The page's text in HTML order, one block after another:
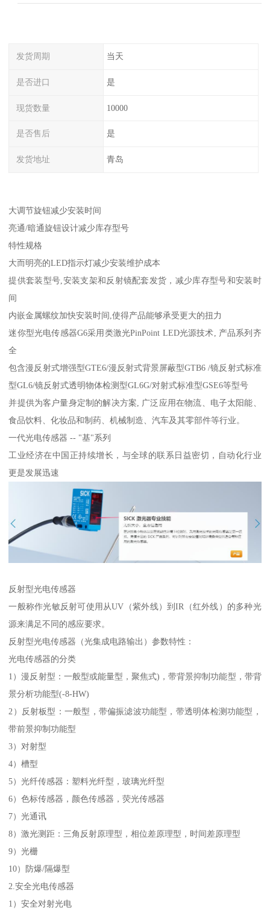
发货周期 当天
是否进口 是
现货数量 10000
是否售后 是
发货地址 青岛
大调节旋钮减少安装时间
亮通/暗通旋钮设计减少库存型号
特性规格
大而明亮的LED指示灯减少安装维护成本
提供套装型号,安装支架和反射镜配套发货，减少库存型号和安装时
间
内嵌金属螺纹加快安装时间,使得产品能够承受更大的扭力
迷你型光电传感器G6采用类激光PinPoint LED光源技术, 产品系列齐
全
包含漫反射式增强型GTE6/漫反射式背景屏蔽型GTB6 /镜反射式标准
型GL6/镜反射式透明物体检测型GL6G/对射式标准型GSE6等型号
并提供为客户量身定制的解决方案, 广泛应用在物流、电子太阳能、
食品饮料、化妆品和制药、机械制造、汽车及其零部件等行业。
一代光电传感器 -- "基"系列
工业经济在中国正持续增长，与全球的联系日益密切，自动化行业
更是发展迅速
反射型光电传感器
一般称作光敏反射可使用从UV（紫外线）到IR（红外线）的多种光
源来满足不同的感应要求。
反射型光电传感器（光集成电路输出）参数特性：
光电传感器的分类
1）漫反射型：一般型或能量型，聚焦式)，带背景抑制功能型，带背
景分析功能型(-8-HW)
2）反射板型：一般型，带偏振滤波功能型，带透明体检测功能型，
带前景抑制功能型
3）对射型
4）槽型
5）光纤传感器：塑料光纤型，玻璃光纤型
6）色标传感器，颜色传感器，荧光传感器
7）光通讯
8）激光测距：三角反射原理型，相位差原理型，时间差原理型
9）光栅
10）防爆/隔爆型
2.安全光电传感器
1）安全对射光电